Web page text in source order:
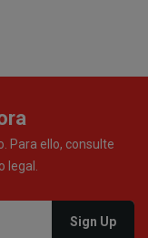
Para ello, consulte
legal.